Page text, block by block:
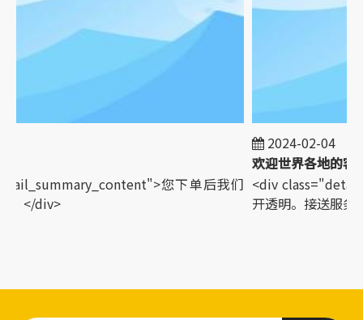
您下单后我们
。</div>
2024-02-04
<div
开透明。接送服务